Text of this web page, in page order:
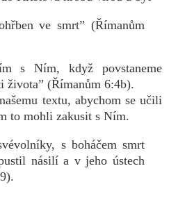
ve smrt” (Římanům
s Ním, když povstaneme
života” (Římanům 6:4b).
textu, abychom se učili
to mohli zakusit s Ním.
s boháčem smrt
násilí a v jeho ústech